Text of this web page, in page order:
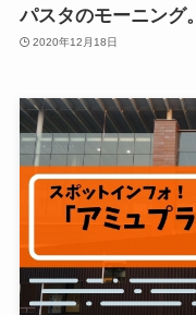
パスタのモーニング。
2020年12月18日